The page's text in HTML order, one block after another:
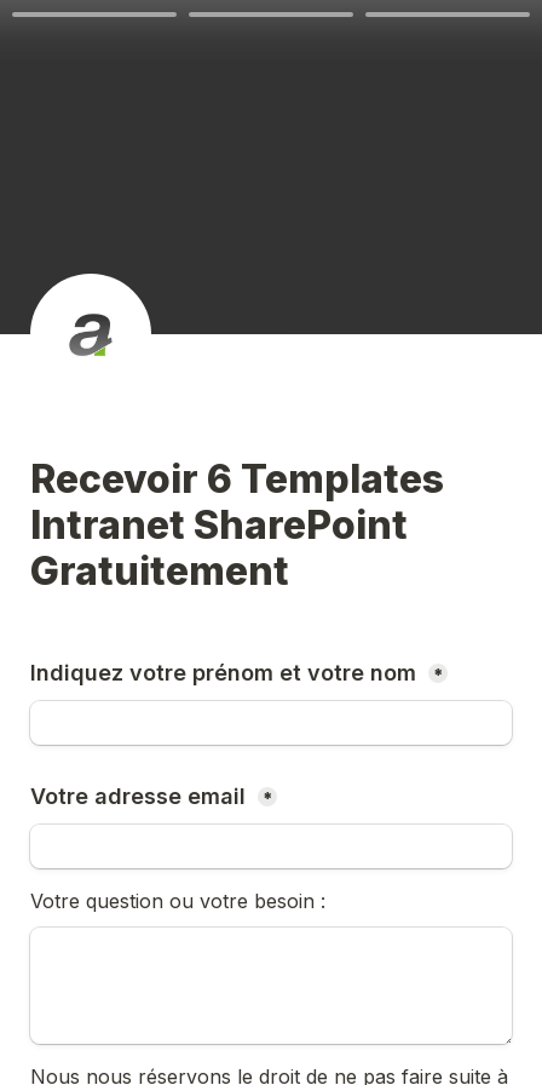
Recevoir 6 Templates
Intranet SharePoint
Gratuitement
Indiquez votre prénom et votre nom *
Votre adresse email *
Votre question ou votre besoin :
Nous nous réservons le droit de ne pas faire suite à